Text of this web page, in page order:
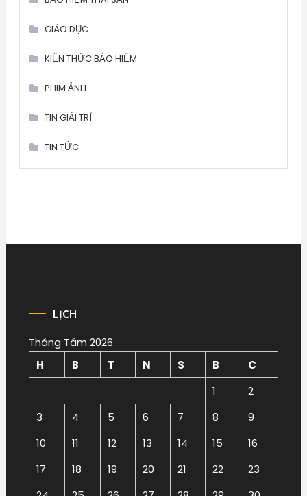
GIÁO DỤC
KIẾN THỨC BẢO HIỂM
PHIM ẢNH
TIN GIẢI TRÍ
TIN TỨC
LỊCH
Tháng Tám 2026
H
B T N S B
C
1
2
3
4 5 6 7 8
9
10
11 12 13 14 15
16
17
18 19 20 21 22
23